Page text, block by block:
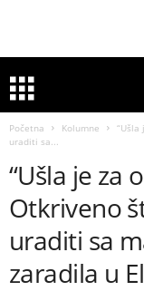
Početna Kolumne
“Ušla
uraditi sa...
“Ušla je za
Otkriveno
uraditi sa
zaradila u